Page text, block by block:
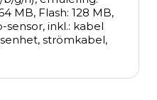
MB, Flash: 128 MB,
sensor, inkl.: kabel
strömkabel,